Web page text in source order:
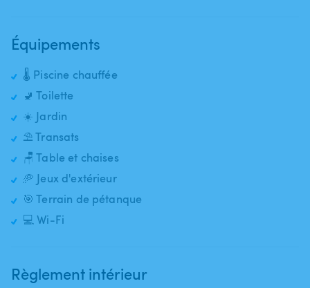
Équipements
🌡️ Piscine chauffée
🚽 Toilette
☀️ Jardin
⛱️ Transats
🪑 Table et chaises
🥏 Jeux d'extérieur
🎯 Terrain de pétanque
💻 Wi-Fi
Règlement intérieur